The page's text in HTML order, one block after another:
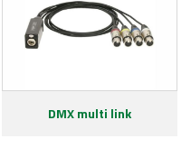
DMX multi link